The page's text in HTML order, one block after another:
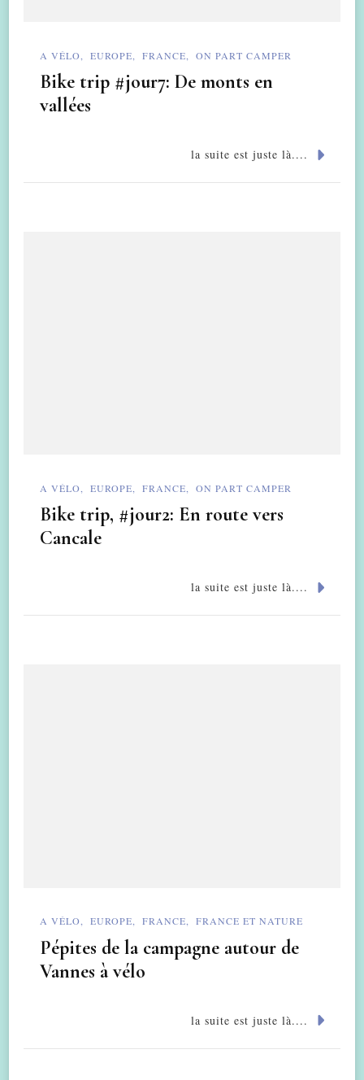
A VÉLO EUROPE FRANCE ON PART CAMPER
Bike trip #jour7: De monts en
vallées
la suite est juste là....
A VÉLO EUROPE FRANCE ON PART CAMPER
Bike trip, #jour2: En route vers
Cancale
la suite est juste là....
A VÉLO EUROPE FRANCE FRANCE ET NATURE
Pépites de la campagne autour de
Vannes à vélo
la suite est juste là....